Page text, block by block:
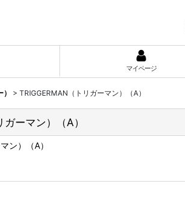
マイページ
> TRIGGERMAN（トリガーマン）（A）
ーマン）（A）
ン）（A）